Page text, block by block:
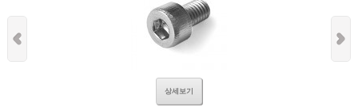
상세보기